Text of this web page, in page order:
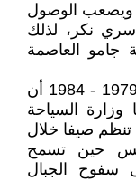
ويصعب الوصول
سري نكر، لذلك
جامو العاصمة
تسنى لي حين كنت في الهند ، الاعوام 1979 - 1984 أن
السياحة
تنظم صيفا خلال
حين تسمح
سفوح الجبال